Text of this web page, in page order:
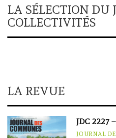
LA SÉLECTION DU
COLLECTIVITÉS
LA REVUE
JDC 2227
JOURNAL